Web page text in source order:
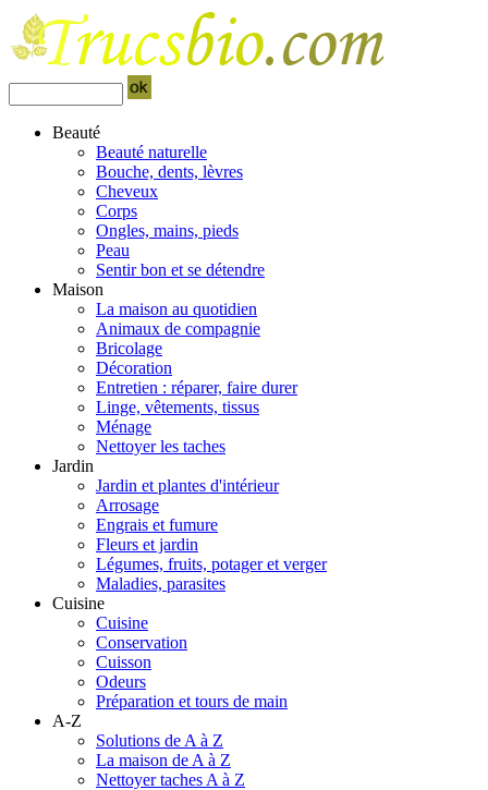
Beauté
Beauté naturelle
Bouche, dents, lèvres
Cheveux
Corps
Ongles, mains, pieds
Peau
Sentir bon et se détendre
Maison
La maison au quotidien
Animaux de compagnie
Bricolage
Décoration
Entretien : réparer, faire durer
Linge, vêtements, tissus
Ménage
Nettoyer les taches
Jardin
Jardin et plantes d'intérieur
Arrosage
Engrais et fumure
Fleurs et jardin
Légumes, fruits, potager et verger
Maladies, parasites
Cuisine
Cuisine
Conservation
Cuisson
Odeurs
Préparation et tours de main
A-Z
Solutions de A à Z
La maison de A à Z
Nettoyer taches A à Z